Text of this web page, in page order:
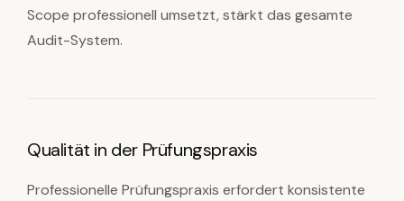
Scope professionell umsetzt, stärkt das gesamte
Audit-System.
Qualität in der Prüfungspraxis
Professionelle Prüfungspraxis erfordert konsistente